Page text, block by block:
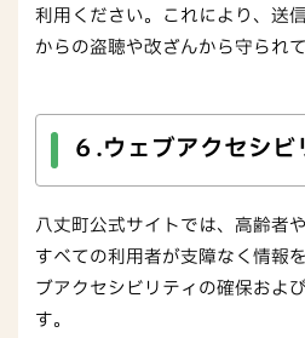
利用ください。これにより、送
からの盗聴や改ざんから守られて
６.ウェブアクセシ
八丈町公式サイトでは、高齢者
すべての利用者が支障なく情報
ブアクセシビリティの確保およ
す。